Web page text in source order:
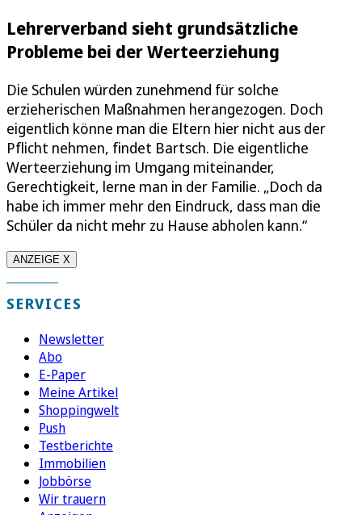
Lehrerverband sieht grundsätzliche
Probleme bei der Werteerziehung
Die Schulen würden zunehmend für solche
erzieherischen Maßnahmen herangezogen. Doch
eigentlich könne man die Eltern hier nicht aus der
Pflicht nehmen, findet Bartsch. Die eigentliche
Werteerziehung im Umgang miteinander,
Gerechtigkeit, lerne man in der Familie. „Doch da
habe ich immer mehr den Eindruck, dass man die
Schüler da nicht mehr zu Hause abholen kann.“
ANZEIGE X
SERVICES
Newsletter
Abo
E-Paper
Meine Artikel
Shoppingwelt
Push
Testberichte
Immobilien
Jobbörse
Wir trauern